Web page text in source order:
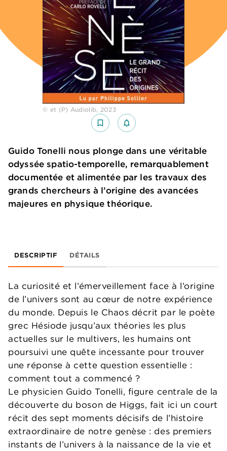
© et (P) Audiolib, 2023
bookmark_border notifications_none_outlined
Guido Tonelli nous plonge dans une véritable
odyssée spatio-temporelle, remarquablement
documentée et alimentée par les travaux des
grands chercheurs à l’origine des avancées
majeures en physique théorique.
DESCRIPTIF DÉTAILS
La curiosité et l’émerveillement face à l’origine
de l’univers sont au cœur de notre expérience
du monde. Depuis le Chaos décrit par le poète
grec Hésiode jusqu’aux théories les plus
actuelles sur le multivers, les humains ont
poursuivi une quête incessante pour trouver
une réponse à cette question essentielle :
comment tout a commencé ?
Le physicien Guido Tonelli, figure centrale de la
découverte du boson de Higgs, fait ici un court
récit des sept moments décisifs de l’histoire
extraordinaire de notre genèse : des premiers
instants de l’univers à la naissance de la vie et